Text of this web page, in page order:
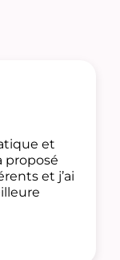
et
proposé
et j’ai